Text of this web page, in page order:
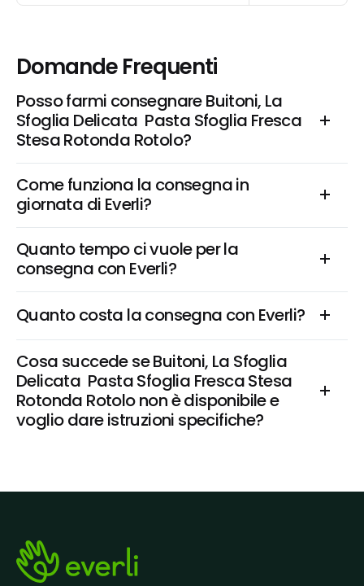
Domande Frequenti
Posso farmi consegnare Buitoni, La
Sfoglia Delicata  Pasta Sfoglia Fresca
Stesa Rotonda Rotolo?
Come funziona la consegna in
giornata di Everli?
Quanto tempo ci vuole per la
consegna con Everli?
Quanto costa la consegna con Everli?
Cosa succede se Buitoni, La Sfoglia
Delicata  Pasta Sfoglia Fresca Stesa
Rotonda Rotolo non è disponibile e
voglio dare istruzioni specifiche?